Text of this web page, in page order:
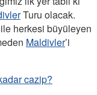
Turu olacak.
herkesi büyüleyen
Maldivler’i
cazip?